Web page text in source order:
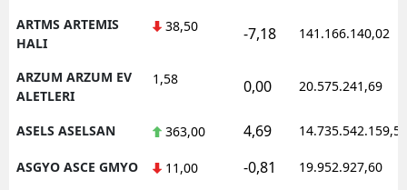
ARTMS ARTEMIS
HALI
38,50 -7,18 141.166.140,02
ARZUM ARZUM EV
ALETLERI
1,58 0,00 20.575.241,69
ASELS ASELSAN 363,00 4,69 14.735.542.159,50
ASGYO ASCE GMYO 11,00 -0,81 19.952.927,60